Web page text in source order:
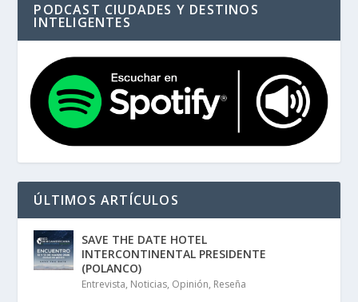
PODCAST CIUDADES Y DESTINOS
INTELIGENTES
ÚLTIMOS ARTÍCULOS
SAVE THE DATE HOTEL
INTERCONTINENTAL PRESIDENTE
(POLANCO)
Entrevista, Noticias, Opinión, Reseña